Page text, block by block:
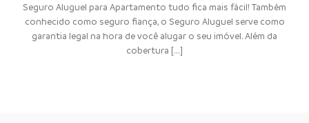
Seguro Aluguel para Apartamento tudo fica mais fácil! Também
conhecido como seguro fiança, o Seguro Aluguel serve como
garantia legal na hora de você alugar o seu imóvel. Além da
cobertura [...]